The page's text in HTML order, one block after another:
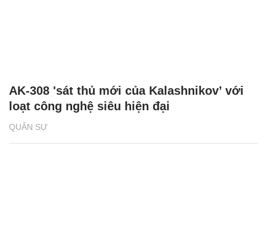
QUÂN SỰ
AK-308 'sát thủ mới của Kalashnikov’ với
loạt công nghệ siêu hiện đại